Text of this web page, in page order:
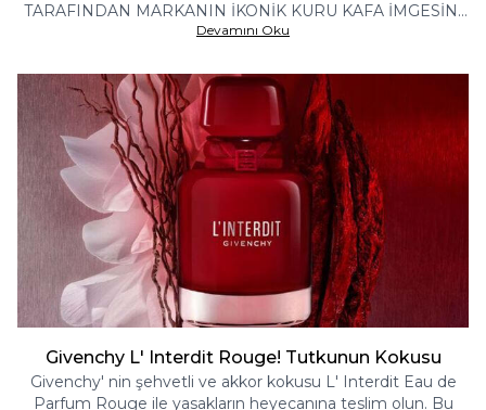
TARAFINDAN MARKANIN İKONİK KURU KAFA İMGESİNİ
VE KAMUFLAJ DESENİNİ YENİDEN YORUMLAYAN EŞSİZ
KURALLARI YIKMAK İÇİN BİR DAVETİYE..
Devamını Oku
Givenchy L' Interdit Rouge! Tutkunun Kokusu
Givenchy' nin şehvetli ve akkor kokusu L' Interdit Eau de
Parfum Rouge ile yasakların heyecanına teslim olun. Bu